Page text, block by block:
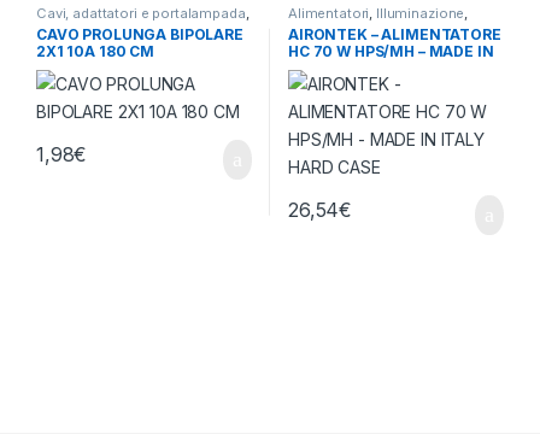
Cavi, adattatori e portalampada
Illuminazione
CAVO PROLUNGA BIPOLARE
2X1 10A 180 CM
1,98€
Alimentatori Illuminazione
Meccanici
AIRONTEK – ALIMENTATORE
HC 70 W HPS/MH – MADE IN
ITALY HARD CASE
26,54€